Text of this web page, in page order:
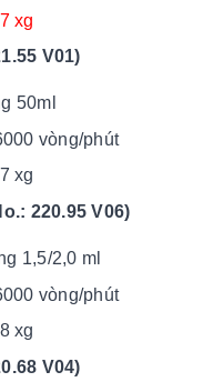
xg
V01)
50ml
vòng/phút
xg
220.95 V06)
1,5/2,0 ml
vòng/phút
xg
V04)